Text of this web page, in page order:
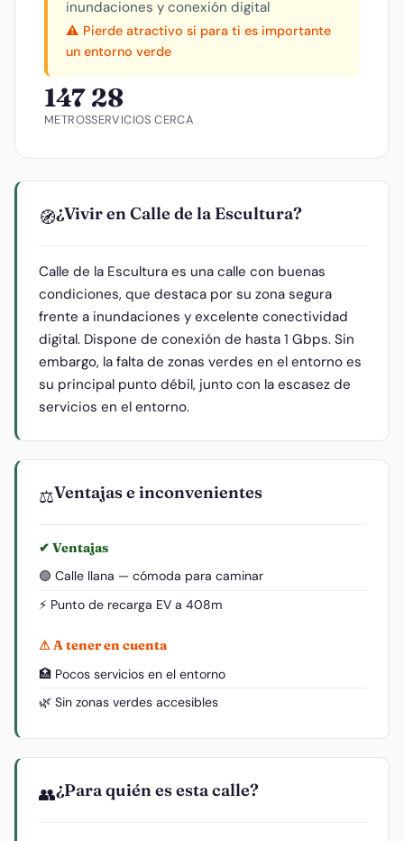
inundaciones y conexión digital
⚠️ Pierde atractivo si para ti es importante
un entorno verde
147
METROS
28
SERVICIOS CERCA
🧭¿Vivir en Calle de la Escultura?
Calle de la Escultura es una calle con buenas
condiciones, que destaca por su zona segura
frente a inundaciones y excelente conectividad
digital. Dispone de conexión de hasta 1 Gbps. Sin
embargo, la falta de zonas verdes en el entorno es
su principal punto débil, junto con la escasez de
servicios en el entorno.
⚖️Ventajas e inconvenientes
✔ Ventajas
🟢 Calle llana — cómoda para caminar
⚡ Punto de recarga EV a 408m
⚠ A tener en cuenta
🏥 Pocos servicios en el entorno
🌿 Sin zonas verdes accesibles
👥¿Para quién es esta calle?